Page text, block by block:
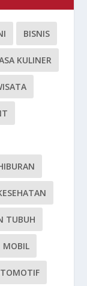
BISNIS
KULINER
TUBUH
MOBIL